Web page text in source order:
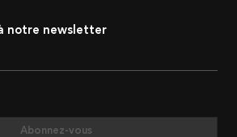
notre newsletter
Abonnez-vous